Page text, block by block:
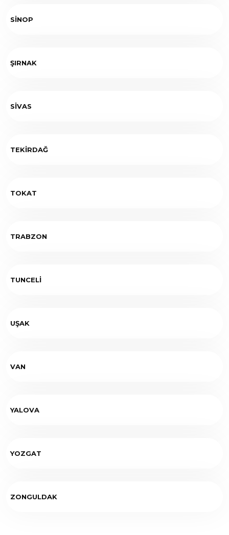
SİNOP
ŞIRNAK
SİVAS
TEKİRDAĞ
TOKAT
TRABZON
TUNCELİ
UŞAK
VAN
YALOVA
YOZGAT
ZONGULDAK